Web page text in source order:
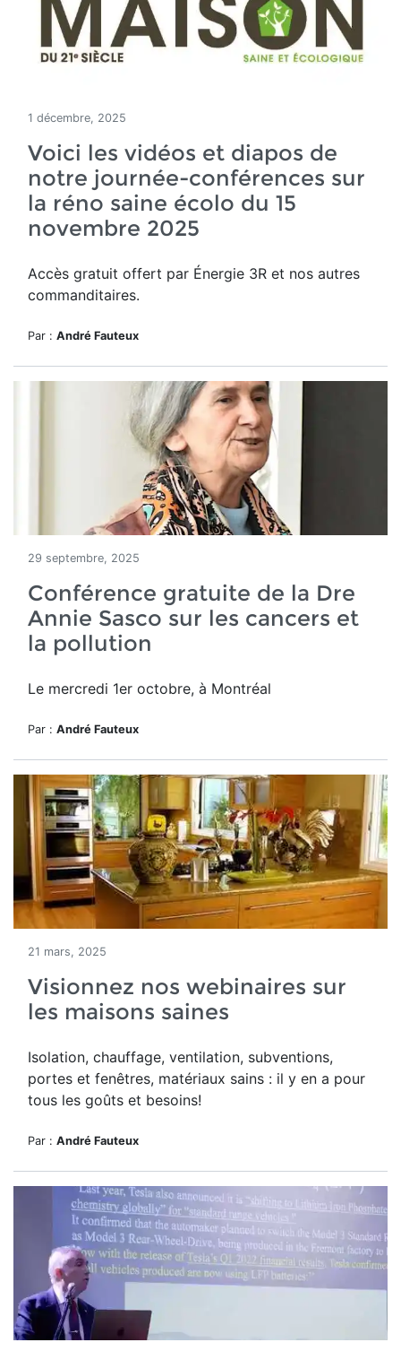
1 décembre, 2025
Voici les vidéos et diapos de
notre journée-conférences sur
la réno saine écolo du 15
novembre 2025
Accès gratuit offert par Énergie 3R et nos autres
commanditaires.
Par : André Fauteux
29 septembre, 2025
Conférence gratuite de la Dre
Annie Sasco sur les cancers et
la pollution
Le mercredi 1er octobre, à Montréal
Par : André Fauteux
21 mars, 2025
Visionnez nos webinaires sur
les maisons saines
Isolation, chauffage, ventilation, subventions,
portes et fenêtres, matériaux sains : il y en a pour
tous les goûts et besoins!
Par : André Fauteux